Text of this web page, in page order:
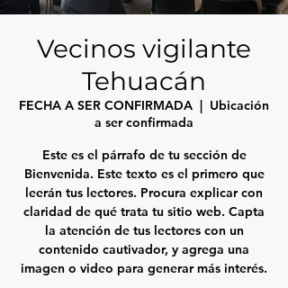
Vecinos vigilante
Tehuacán
FECHA A SER CONFIRMADA
  |
Ubicación
a ser confirmada
Este es el párrafo de tu sección de
Bienvenida. Este texto es el primero que
leerán tus lectores. Procura explicar con
claridad de qué trata tu sitio web. Capta
la atención de tus lectores con un
contenido cautivador, y agrega una
imagen o video para generar más interés.